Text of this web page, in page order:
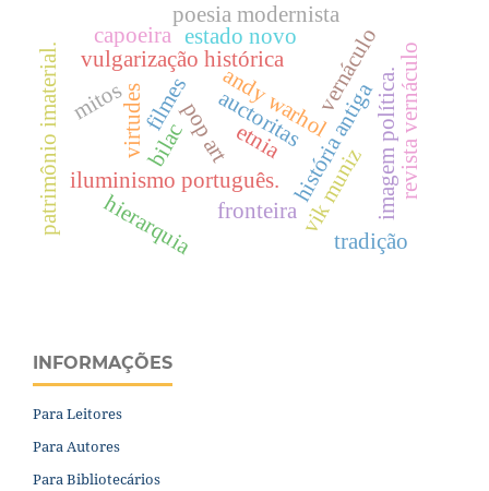
andy warholhistória antiga
vulgarização histórica
bilac
iluminismo português.
auctoritas
virtudes imagem política.
vik muniz
pop art
vernáculo
filmes
mitos revista vernáculo
fronteira
etnia
capoeira
patrimônio imaterial. hierarquia
estado novo
poesia modernista
tradição
INFORMAÇÕES
Para Leitores
Para Autores
Para Bibliotecários